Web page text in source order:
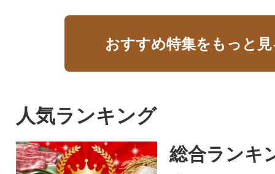
おすすめ特集をもっと
人気ランキング
総合ランキ